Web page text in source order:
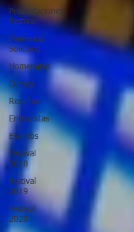
Presentaciones
Festival
Flamenco
Solidario
Homenajes
Cursos
Reseñas
Entrevistas
Eventos
Festival
2018
Festival
2019
Festival
2020